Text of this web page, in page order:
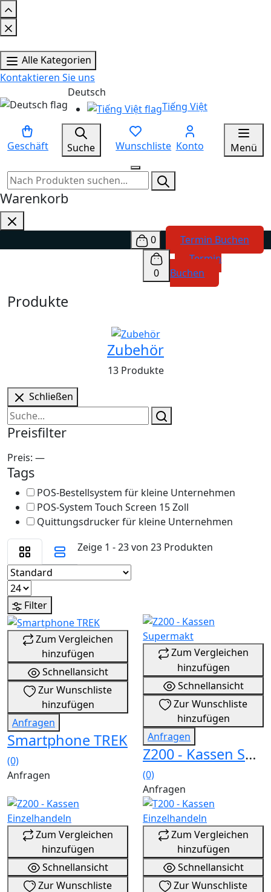
Alle Kategorien
Kontaktieren Sie uns
Deutsch
Tiếng Việt
Geschäft Suche Wunschliste Konto Menü
Warenkorb
0 Termin Buchen
0
Termin
Buchen
Produkte
Zubehör
13 Produkte
Schließen
Preisfilter
Preis: —
Tags
POS-Bestellsystem für kleine Unternehmen
POS-System Touch Screen 15 Zoll
Quittungsdrucker für kleine Unternehmen
Zeige 1 - 23 von 23 Produkten
Filter
Zum Vergleichen
hinzufügen
Schnellansicht
Zur Wunschliste
hinzufügen
Anfragen
Smartphone TREK
(0)
Anfragen
Zum Vergleichen
hinzufügen
Schnellansicht
Zur Wunschliste
hinzufügen
Anfragen
Z200 - Kassen Supermakt
(0)
Anfragen
Zum Vergleichen
hinzufügen
Schnellansicht
Zur Wunschliste
Zum Vergleichen
hinzufügen
Schnellansicht
Zur Wunschliste